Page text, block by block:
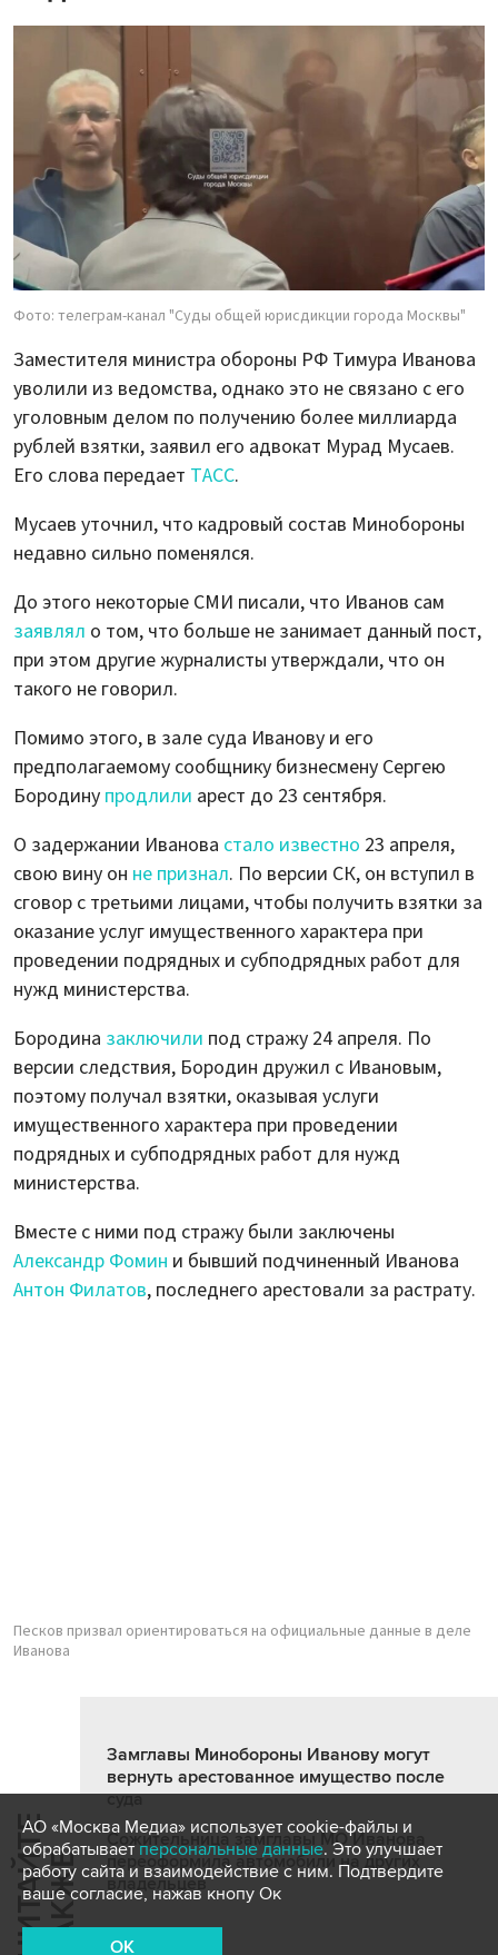
Фото: телеграм-канал "Суды общей юрисдикции города Москвы"
Заместителя министра обороны РФ Тимура Иванова
уволили из ведомства, однако это не связано с его
уголовным делом по получению более миллиарда
рублей взятки, заявил его адвокат Мурад Мусаев.
Его слова передает ТАСС.
Мусаев уточнил, что кадровый состав Минобороны
недавно сильно поменялся.
До этого некоторые СМИ писали, что Иванов сам
заявлял о том, что больше не занимает данный пост,
при этом другие журналисты утверждали, что он
такого не говорил.
Помимо этого, в зале суда Иванову и его
предполагаемому сообщнику бизнесмену Сергею
Бородину продлили арест до 23 сентября.
О задержании Иванова стало известно 23 апреля,
свою вину он не признал. По версии СК, он вступил в
сговор с третьими лицами, чтобы получить взятки за
оказание услуг имущественного характера при
проведении подрядных и субподрядных работ для
нужд министерства.
Бородина заключили под стражу 24 апреля. По
версии следствия, Бородин дружил с Ивановым,
поэтому получал взятки, оказывая услуги
имущественного характера при проведении
подрядных и субподрядных работ для нужд
министерства.
Вместе с ними под стражу были заключены
Александр Фомин и бывший подчиненный Иванова
Антон Филатов, последнего арестовали за растрату.
Песков призвал ориентироваться на официальные данные в деле
Иванова
Ч
И
Т
АЙ
Т
Е
Т
А
К
ЖЕ
Замглавы Минобороны Иванову могут
вернуть арестованное имущество после
суда
Сожительница замглавы МО Иванова
переоформила автомобили на других
владельцев
АО «Москва Медиа» использует cookie-файлы и
обрабатывает персональные данные. Это улучшает
работу сайта и взаимодействие с ним. Подтвердите
ваше согласие, нажав кнопу Ок
OK